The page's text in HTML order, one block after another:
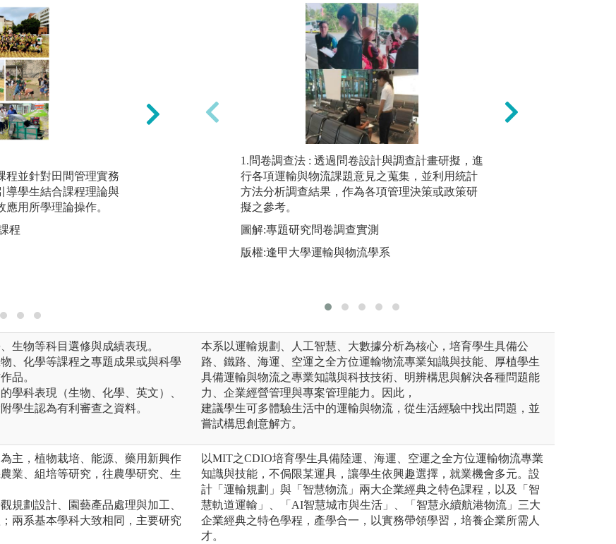
程並針對田間管理實務
導學生結合課程理論與
用所學理論操作。
程
專題實作：全國製茶比賽-術科之團隊合作
圖解:茶作學、製茶學、團隊合作
1.問卷調查法 : 透過問卷設計與調查計畫研擬，進
行各項運輸與物流課題意見之蒐集，並利用統計
方法分析調查結果，作為各項管理決策或政策研
擬之參考。
圖解:專題研究問卷調查實測
版權:逢甲大學運輸與物流學系
生物等科目選修與成績表現。
、化學等課程之專題成果或與科學
品。
學科表現（生物、化學、英文）、
學生認為有利審查之資料。
本系以運輸規劃、人工智慧、大數據分析為核心，培育學生具備公
路、鐵路、海運、空運之全方位運輸物流專業知識與技能、厚植學生
具備運輸與物流之專業知識與科技技術、明辨構思與解決各種問題能
力、企業經營管理與專案管理能力。因此，
建議學生可多體驗生活中的運輸與物流，從生活經驗中找出問題，並
嘗試構思創意解方。
主，植物栽培、能源、藥用新興作
業、組培等研究，往農學研究、生
規劃設計、園藝產品處理與加工、
兩系基本學科大致相同，主要研究
以MIT之CDIO培育學生具備陸運、海運、空運之全方位運輸物流專業
知識與技能，不侷限某運具，讓學生依興趣選擇，就業機會多元。設
計「運輸規劃」與「智慧物流」兩大企業經典之特色課程，以及「智
慧軌道運輸」、「AI智慧城市與生活」、「智慧永續航港物流」三大
企業經典之特色學程，產學合一，以實務帶領學習，培養企業所需人
才。